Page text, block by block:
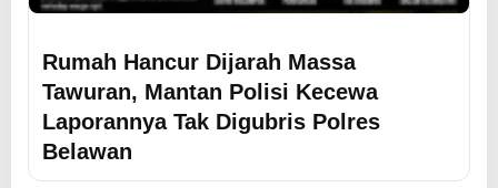
Rumah Hancur Dijarah Massa
Tawuran, Mantan Polisi Kecewa
Laporannya Tak Digubris Polres
Belawan